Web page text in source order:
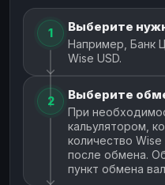
1 Выберите
Например, Банк
Wise USD.
2 Выберите
При
кальулятором,
количество
после обмена.
пункт обмена